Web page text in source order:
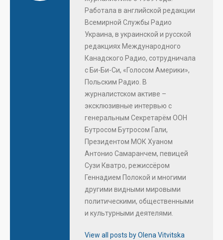
Работала в английской редакции
Всемирной Службы Радио
Украина, в украинской и русской
редакциях Международного
Канадского Радио, сотрудничала
с Би-Би-Си, «Голосом Америки»,
Польским Радио. В
журналистском активе –
эксклюзивные интервью с
генеральным Секретарём ООН
Бутросом Бутросом Гали,
Президентом МОК Хуаном
Антонио Самаранчем, певицей
Сузи Кватро, режиссёром
Геннадием Полокой и многими
другими видными мировыми
политическими, общественными
и культурными деятелями.
View all posts by Olena Vitvitska